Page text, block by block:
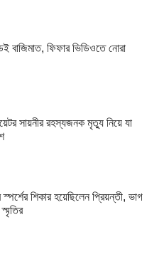
বাজিমাত, ফিফার ভিডিওতে নোরা
সায়নীর রহস্যজনক মৃত্যু নিয়ে যা
শিকার হয়েছিলেন প্রিয়ন্তী, ভাগ